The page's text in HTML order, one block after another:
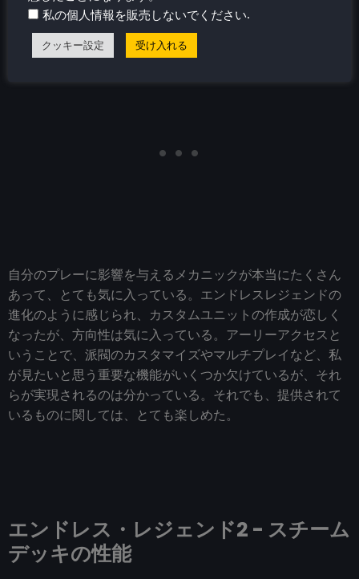
得るために奔走するのが好きだったし、ボーナスはゲーム
自分のプレーに影響を与えるメカニックが本当にたくさん
あって、とても気に入っている。エンドレスレジェンドの
進化のように感じられ、カスタムユニットの作成が恋しく
なったが、方向性は気に入っている。アーリーアクセスと
いうことで、派閥のカスタマイズやマルチプレイなど、私
が見たいと思う重要な機能がいくつか欠けているが、それ
らが実現されるのは分かっている。それでも、提供されて
いるものに関しては、とても楽しめた。
エンドレス・レジェンド2 - スチーム
デッキの性能
私の個人情報を販売しないでください.
クッキー設定 受け入れる